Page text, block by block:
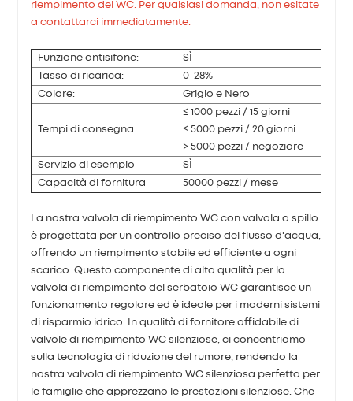
riempimento del WC. Per qualsiasi domanda, non esitate
a contattarci immediatamente.
Funzione antisifone: SÌ
Tasso di ricarica: 0-28%
Colore: Grigio e Nero
Tempi di consegna:
≤ 1000 pezzi / 15 giorni
≤ 5000 pezzi / 20 giorni
> 5000 pezzi / negoziare
Servizio di esempio SÌ
Capacità di fornitura 50000 pezzi / mese
La nostra valvola di riempimento WC con valvola a spillo
è progettata per un controllo preciso del flusso d'acqua,
offrendo un riempimento stabile ed efficiente a ogni
scarico. Questo componente di alta qualità per la
valvola di riempimento del serbatoio WC garantisce un
funzionamento regolare ed è ideale per i moderni sistemi
di risparmio idrico. In qualità di fornitore affidabile di
valvole di riempimento WC silenziose, ci concentriamo
sulla tecnologia di riduzione del rumore, rendendo la
nostra valvola di riempimento WC silenziosa perfetta per
le famiglie che apprezzano le prestazioni silenziose. Che